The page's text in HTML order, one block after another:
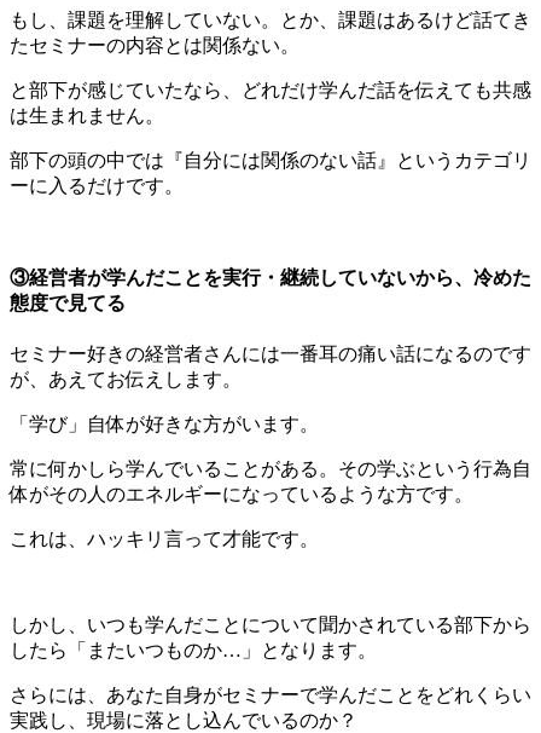
もし、課題を理解していない。とか、課題はあるけど話てき
たセミナーの内容とは関係ない。
と部下が感じていたなら、どれだけ学んだ話を伝えても共感
は生まれません。
部下の頭の中では『自分には関係のない話』というカテゴリ
ーに入るだけです。
③経営者が学んだことを実行・継続していないから、冷めた
態度で見てる
セミナー好きの経営者さんには一番耳の痛い話になるのです
が、あえてお伝えします。
「学び」自体が好きな方がいます。
常に何かしら学んでいることがある。その学ぶという行為自
体がその人のエネルギーになっているような方です。
これは、ハッキリ言って才能です。
しかし、いつも学んだことについて聞かされている部下から
したら「またいつものか… 」となります。
さらには、あなた自身がセミナーで学んだことをどれくらい
実践し、現場に落とし込んでいるのか？